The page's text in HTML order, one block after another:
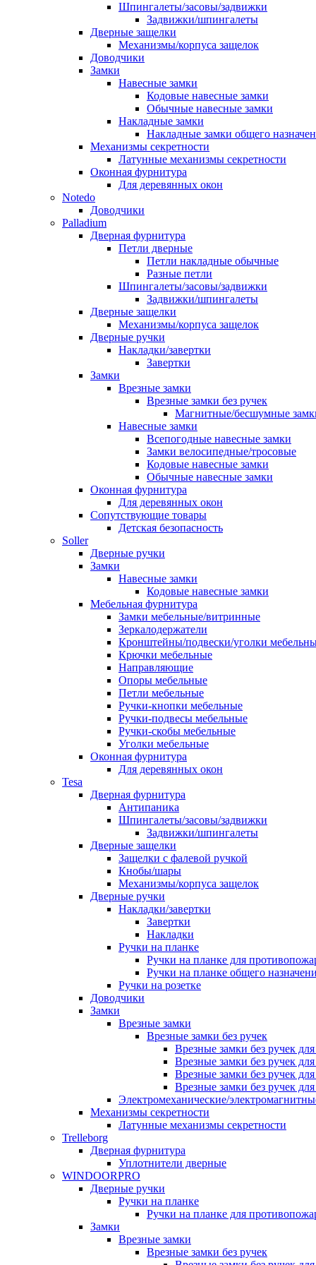
Шпингалеты/засовы/задвижки
Задвижки/шпингалеты
Дверные защелки
Механизмы/корпуса защелок
Доводчики
Замки
Навесные замки
Кодовые навесные замки
Обычные навесные замки
Накладные замки
Накладные замки общего
Механизмы секретности
Латунные механизмы секретности
Оконная фурнитура
Для деревянных окон
Notedo
Доводчики
Palladium
Дверная фурнитура
Петли дверные
Петли накладные обычные
Разные петли
Шпингалеты/засовы/задвижки
Задвижки/шпингалеты
Дверные защелки
Механизмы/корпуса защелок
Дверные ручки
Накладки/завертки
Завертки
Замки
Врезные замки
Врезные замки без ручек
Магнитные/бесшумные
Навесные замки
Всепогодные навесные замки
Замки велосипедные/тросовые
Кодовые навесные замки
Обычные навесные замки
Оконная фурнитура
Для деревянных окон
Сопутствующие товары
Детская безопасность
Soller
Дверные ручки
Замки
Навесные замки
Кодовые навесные замки
Мебельная фурнитура
Замки мебельные/витринные
Зеркалодержатели
Кронштейны/подвески/уголки
Крючки мебельные
Направляющие
Опоры мебельные
Петли мебельные
Ручки-кнопки мебельные
Ручки-подвесы мебельные
Ручки-скобы мебельные
Уголки мебельные
Оконная фурнитура
Для деревянных окон
Tesa
Дверная фурнитура
Антипаника
Шпингалеты/засовы/задвижки
Задвижки/шпингалеты
Дверные защелки
Защелки с фалевой ручкой
Кнобы/шары
Механизмы/корпуса защелок
Дверные ручки
Накладки/завертки
Завертки
Накладки
Ручки на планке
Ручки на планке для
Ручки на планке общего
Ручки на розетке
Доводчики
Замки
Врезные замки
Врезные замки без ручек
Врезные замки без ручек
Врезные замки без ручек
Врезные замки без ручек
Врезные замки без ручек
Электромеханические/
Механизмы секретности
Латунные механизмы секретности
Trelleborg
Дверная фурнитура
Уплотнители дверные
WINDOORPRO
Дверные ручки
Ручки на планке
Ручки на планке для
Замки
Врезные замки
Врезные замки без ручек